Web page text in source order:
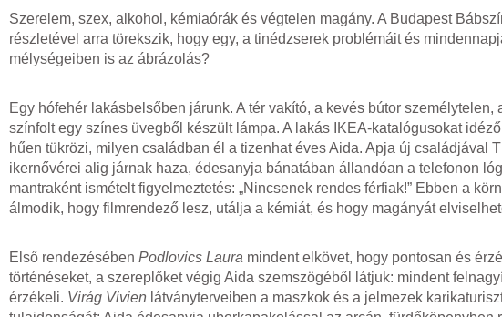
Szerelem, szex, alkohol, kémiaórák és végtelen magány. A Budapest
részletével arra törekszik, hogy egy, a tinédzserek problémáit és
mélységeiben is az ábrázolás?
Egy hófehér lakásbelsőben járunk. A tér vakító, a kevés bútor személytelen,
színfolt egy színes üvegből készült lámpa. A lakás IKEA-katalógusokat
hűen tükrözi, milyen családban él a tizenhat éves Aida. Apja új családjával
ikernővérei alig járnak haza, édesanyja bánatában állandóan a telefonon
mantraként ismételt figyelmeztetés: „Nincsenek rendes férfiak!” Ebben a
álmodik, hogy filmrendező lesz, utálja a kémiát, és hogy magányát
Első rendezésében Podlovics Laura mindent elkövet, hogy pontosan és
történéseket, a szereplőket végig Aida szemszögéből látjuk: mindent
érzékeli. Virág Vivien látványterveiben a maszkok és a jelmezek